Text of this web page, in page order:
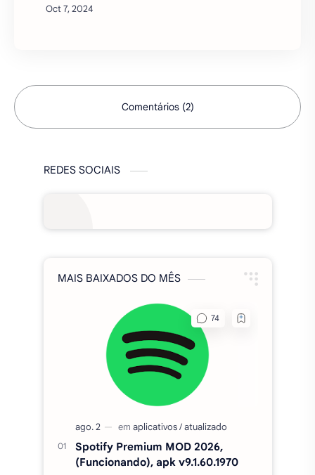
aplicativo para rodar jogos de PC no
celular via nuvem ou cloud. No mod tem
Comentários (2)
REDES SOCIAIS
MAIS BAIXADOS DO MÊS
Spotify Premium MOD 2026,
(Funcionando), apk v9.1.60.1970